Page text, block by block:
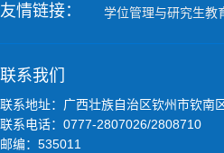
友情链接： 学位管理与研究生教
联系我们
联系地址：广西壮族自治区钦州市钦南
联系电话：0777-2807026/2808710
邮编：535011